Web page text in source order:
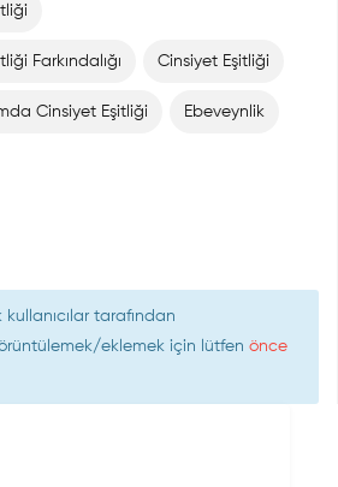
Farkındalığı Cinsiyet Eşitliği
Cinsiyet Eşitliği Ebeveynlik
kullanıcılar tarafından
eklemek için lütfen önce